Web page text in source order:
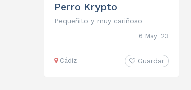
Perro Krypto
Pequeñito y muy cariñoso
6 May '23
Cádiz Guardar